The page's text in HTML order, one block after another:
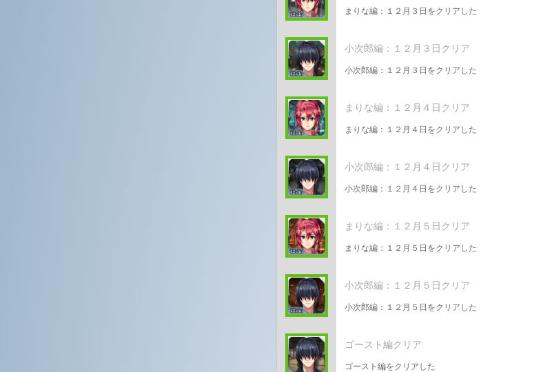
まりな編：１２月３日をクリアした
小次郎編：１２月３日クリア
小次郎編：１２月３日をクリアした
まりな編：１２月４日クリア
まりな編：１２月４日をクリアした
小次郎編：１２月４日クリア
小次郎編：１２月４日をクリアした
まりな編：１２月５日クリア
まりな編：１２月５日をクリアした
小次郎編：１２月５日クリア
小次郎編：１２月５日をクリアした
ゴースト編クリア
ゴースト編をクリアした